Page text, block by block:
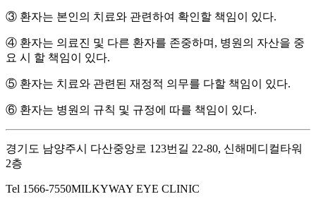
③ 환자는 본인의 치료와 관련하여 확인할 책임이 있다.
④ 환자는 의료진 및 다른 환자를 존중하며 , 병원의 자산을 중
요 시 할 책임이 있다.
⑤ 환자는 치료와 관련된 재정적 의무를 다할 책임이 있다.
⑥ 환자는 병원의 규칙 및 규정에 따를 책임이 있다.
경기도 남양주시 다산중앙로 123번길 22-80, 신해메디컬타워
2층
Tel 1566-7550MILKYWAY EYE CLINIC